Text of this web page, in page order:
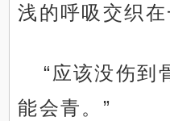
浅的呼吸交织在
“应该没伤到
能会青。”